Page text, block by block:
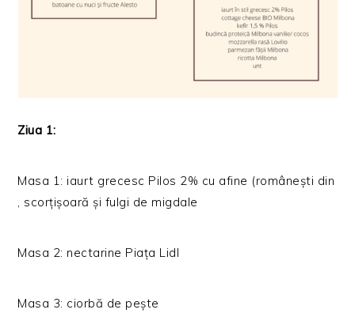
Ziua 1:
Masa 1: iaurt grecesc Pilos 2% cu afine (românești din
, scorțișoară și fulgi de migdale
Masa 2: nectarine Piața Lidl
Masa 3: ciorbă de pește